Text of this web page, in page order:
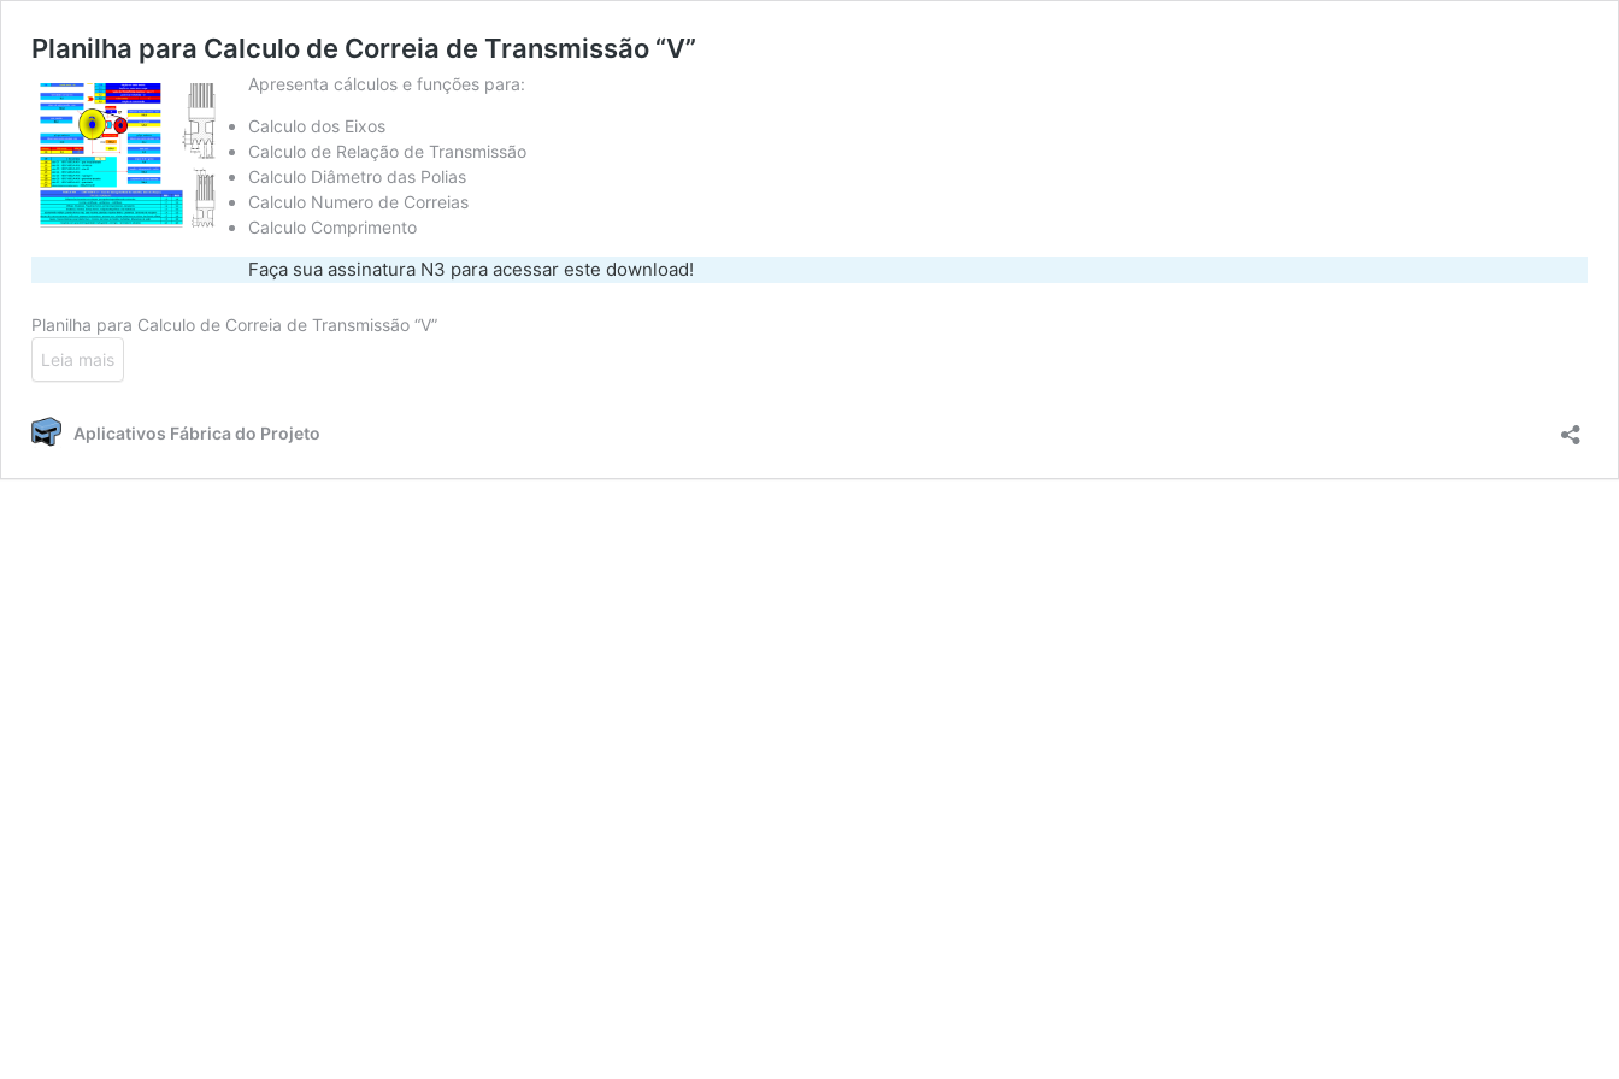
Planilha para Calculo de Correia de Transmissão “V”
Apresenta cálculos e funções para:
Calculo dos Eixos
Calculo de Relação de Transmissão
Calculo Diâmetro das Polias
Calculo Numero de Correias
Calculo Comprimento
Faça sua assinatura N3 para acessar este download!
Planilha para Calculo de Correia de Transmissão “V”
Leia mais
Aplicativos Fábrica do Projeto